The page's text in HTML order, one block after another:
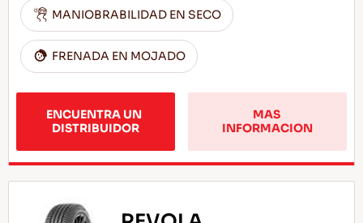
MANIOBRABILIDAD EN SECO
FRENADA EN MOJADO
ENCUENTRA UN
DISTRIBUIDOR
MAS
INFORMACION